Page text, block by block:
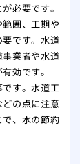
必要です。
囲、工期や
です。水道
業者や水道
効です。
す。水道工
の点に注意
、水の節約